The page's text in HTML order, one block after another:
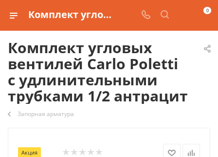
Комплект угловых вентилей Carlo Poletti с удлинительными трубками 1/2 антрацит купить 0
Комплект угловых
вентилей Carlo Poletti
с удлинительными
трубками 1/2 антрацит
Запорная арматура
Акция